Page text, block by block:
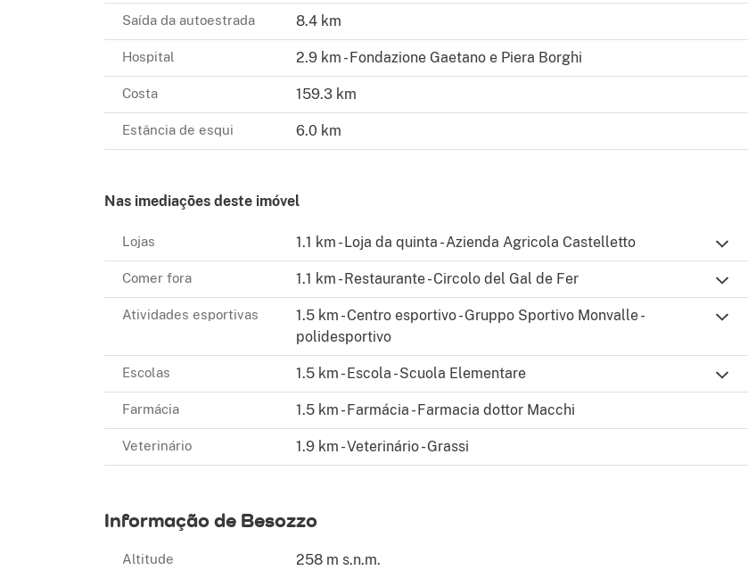
Esta residência exclusiva, localizada a poucos minutos do centro de Besozzo, das principais
conexões de auto-estradas e das margens do Lago Maggiore, representa uma síntese perfeita do
design contemporâneo, conforto tecnológico e harmonia com a natureza, oferecendo uma
experiência habitacional de prestígio e qualidade sem tempo.
Deslizamento: as informações comunicadas são meramente indicativas e de qualquer forma não
Veja as descrições inseridas pelo anunciante
Saída da autoestrada 8.4 km
Hospital 2.9 km - Fondazione Gaetano e Piera Borghi
Costa 159.3 km
Estância de esqui 6.0 km
Nas imediações deste imóvel
Lojas 1.1 km - Loja da quinta - Azienda Agricola Castelletto
Comer fora 1.1 km - Restaurante - Circolo del Gal de Fer
Atividades esportivas
1.5 km - Centro esportivo - Gruppo Sportivo Monvalle -
polidesportivo
Escolas 1.5 km - Escola - Scuola Elementare
Farmácia 1.5 km - Farmácia - Farmacia dottor Macchi
Veterinário 1.9 km - Veterinário - Grassi
Informação de Besozzo
Altitude 258 m s.n.m.